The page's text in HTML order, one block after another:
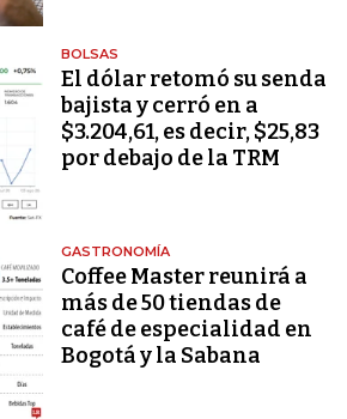
BOLSAS
El dólar retomó su senda
bajista y cerró en a
$3.204,61, es decir, $25,83
por debajo de la TRM
GASTRONOMÍA
Coffee Master reunirá a
más de 50 tiendas de
café de especialidad en
Bogotá y la Sabana